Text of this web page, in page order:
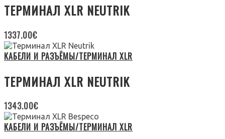
ТЕРМИНАЛ XLR NEUTRIK
1337.00€
КАБЕЛИ И РАЗЪЁМЫ/ТЕРМИНАЛ XLR
ТЕРМИНАЛ XLR NEUTRIK
1343.00€
КАБЕЛИ И РАЗЪЁМЫ/ТЕРМИНАЛ XLR